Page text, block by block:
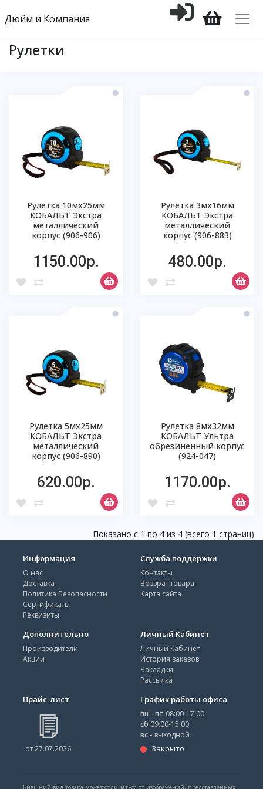
Дюйм и Компания
Рулетки
Рулетка 10мх25мм
КОБАЛЬТ Экстра
металлический
корпус (906-906)
1150.00р.
Рулетка 3мх16мм
КОБАЛЬТ Экстра
металлический
корпус (906-883)
480.00р.
Рулетка 5мх25мм
КОБАЛЬТ Экстра
металлический
корпус (906-890)
620.00р.
Рулетка 8мх32мм
КОБАЛЬТ Ультра
обрезиненный корпус
(924-047)
1170.00р.
Показано с 1 по 4 из 4 (всего 1 страниц)
Информация
О нас
Доставка
Политика Безопасности
Сертификаты
Реквизиты
Служба поддержки
Контакты
Возврат товара
Карта сайта
Дополнительно
Производители
Акции
Личный Кабинет
Личный Кабинет
История заказов
Закладки
Рассылка
Прайс-лист
от 27.07.2026
График работы офиса
пн - пт 08:00-17:00
сб 09:00-15:00
вс - выходной
Закрыто
Внешний вид товара может отличаться от изображений, представленных